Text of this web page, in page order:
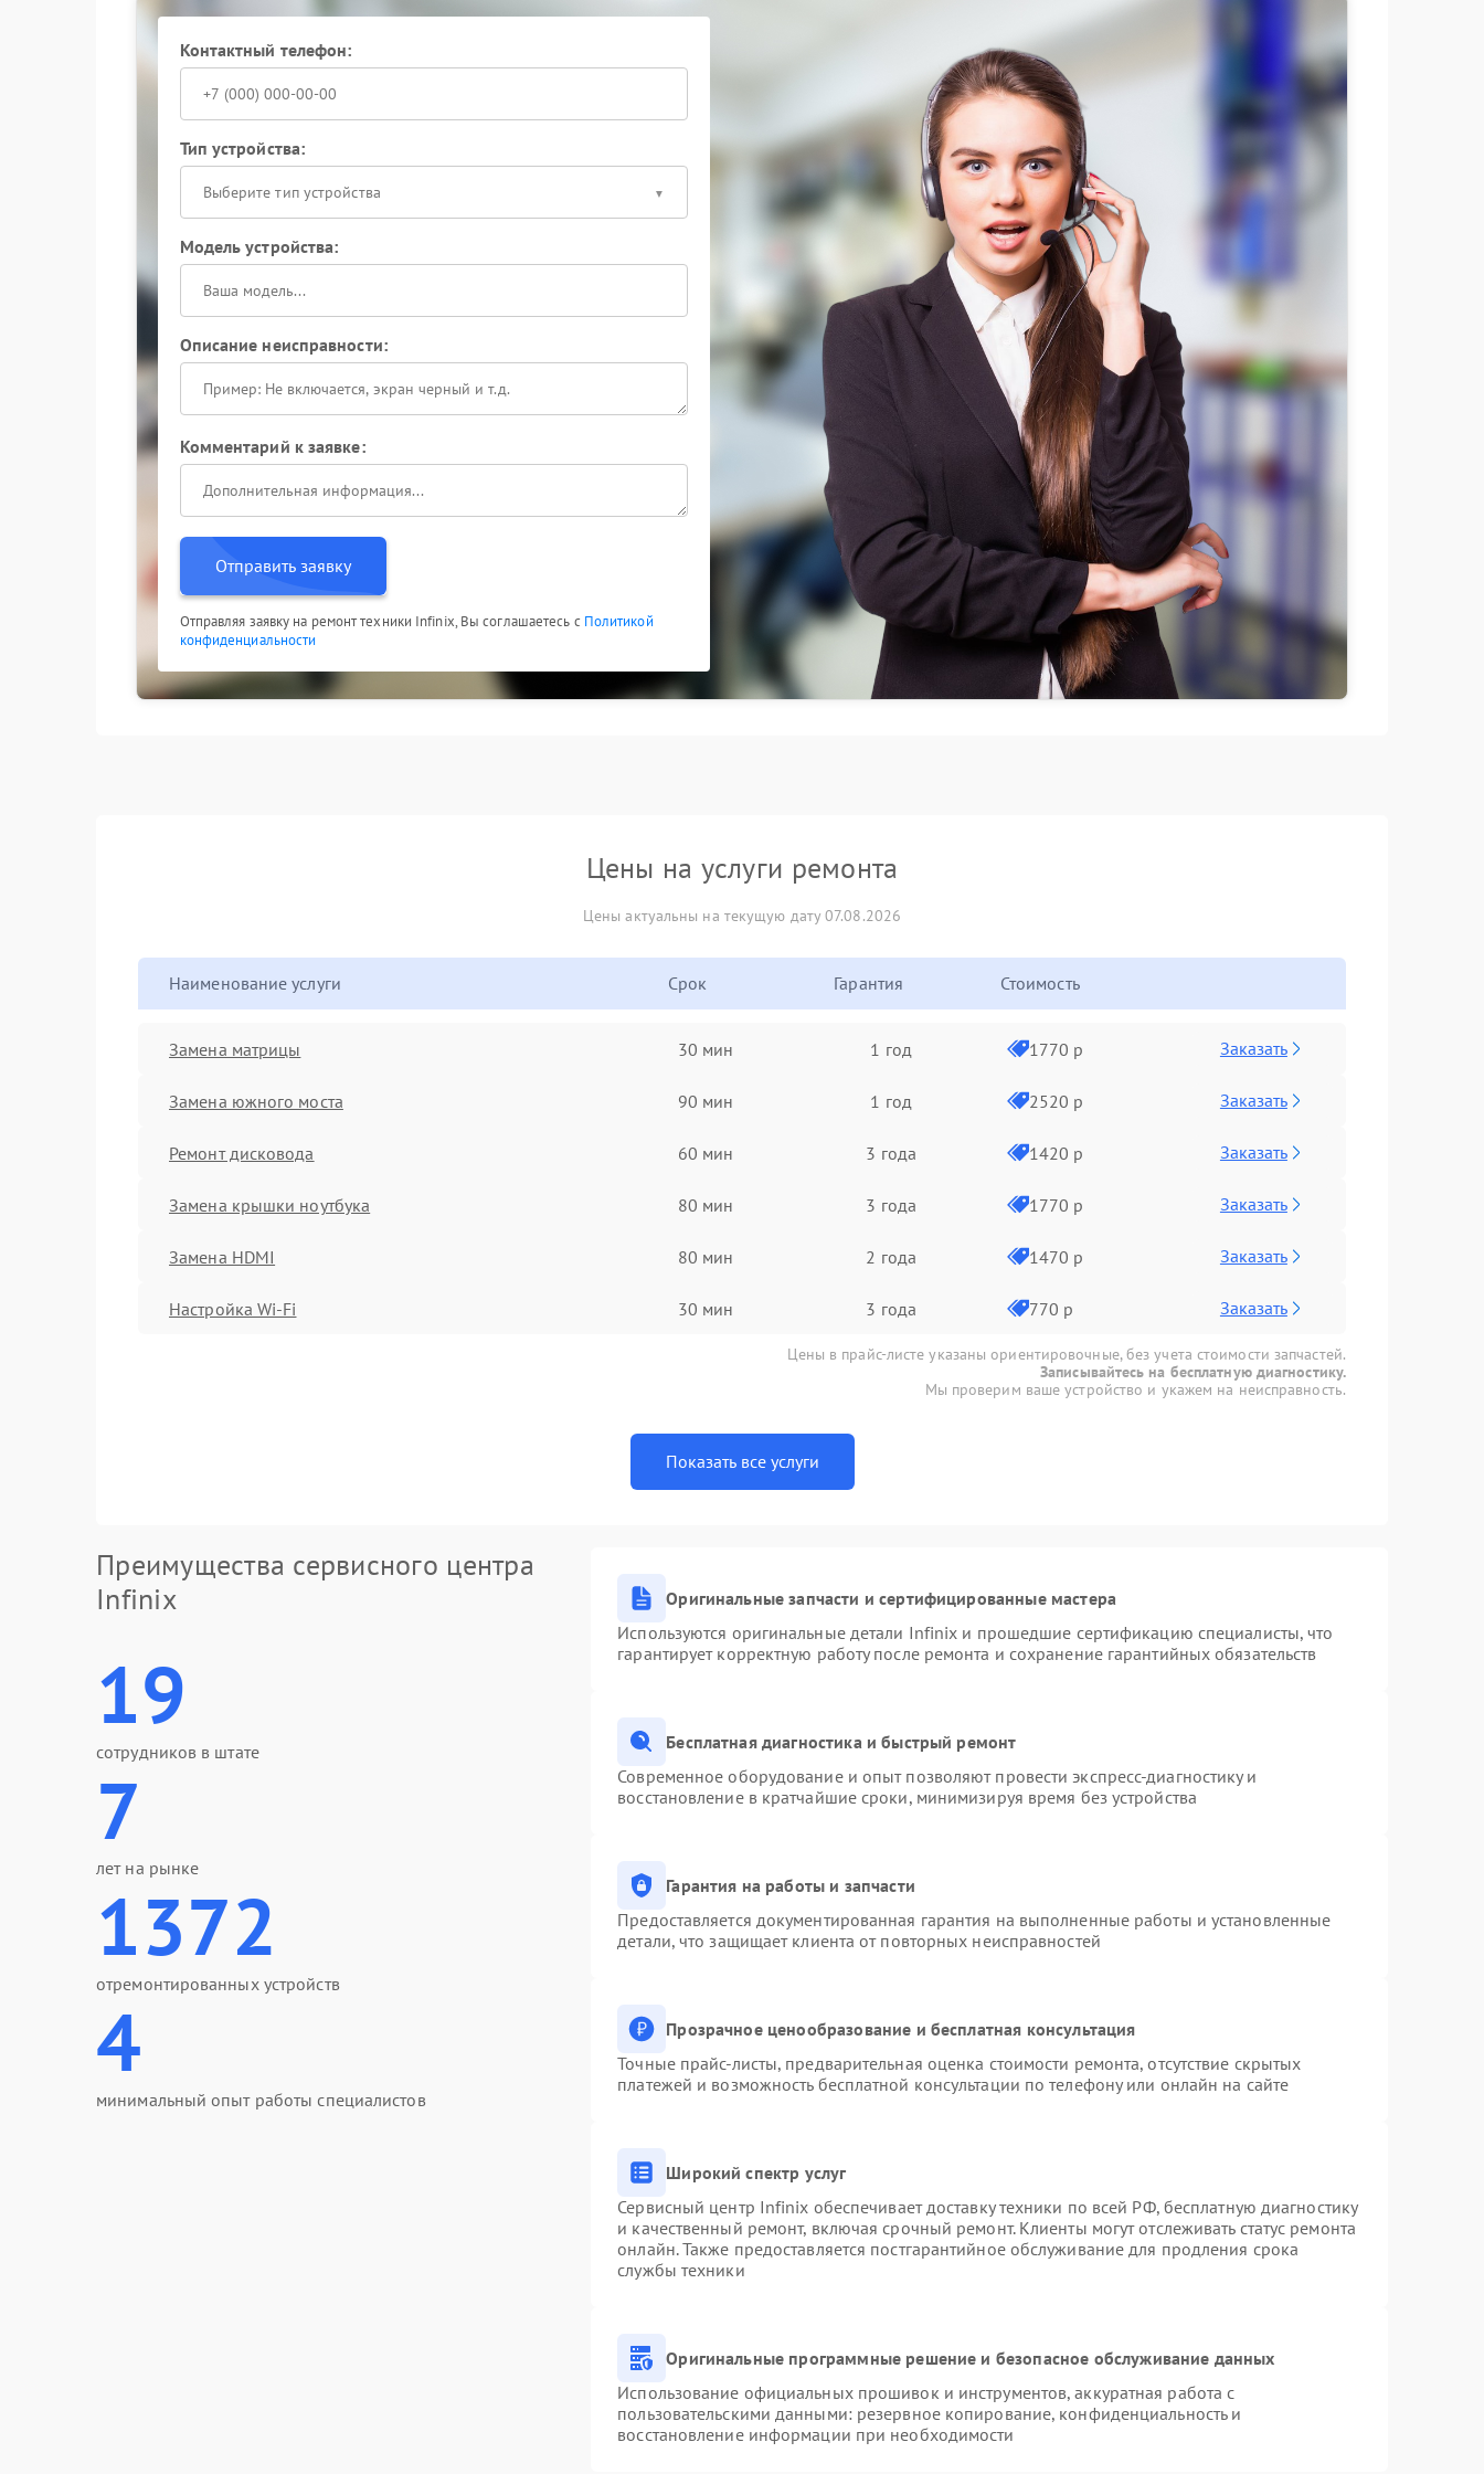
Почему важно обратиться сразу
Жидкость проникает под микросхемы и разъемы, поэтому внешняя сухость не гарантирует
безопасности. Чем раньше начат ремонт, тем выше шанс сохранить основные элементы и сократить
затраты. При первых признаках залития рекомендуем прекратить эксплуатацию и передать ноут
специалистам.
Контактный телефон:
Тип устройства:
Выберите тип устройства
Модель устройства:
Описание неисправности:
Комментарий к заявке:
Отправить заявку
Отправляя заявку на ремонт техники Infinix, Вы соглашаетесь с Политикой
конфиденциальности
Цены на услуги ремонта
Цены актуальны на текущую дату 07.08.2026
Наименование услуги Срок Гарантия Стоимость
Замена матрицы 30 мин 1 год 1770 р Заказать
Замена южного моста 90 мин 1 год 2520 р Заказать
Ремонт дисковода 60 мин 3 года 1420 р Заказать
Замена крышки ноутбука 80 мин 3 года 1770 р Заказать
Замена HDMI 80 мин 2 года 1470 р Заказать
Настройка Wi-Fi 30 мин 3 года 770 р Заказать
Цены в прайс-листе указаны ориентировочные, без учета стоимости запчастей.
Записывайтесь на бесплатную диагностику.
Мы проверим ваше устройство и укажем на неисправность.
Показать все услуги
Преимущества сервисного центра
Infinix
19
сотрудников в штате
7
лет на рынке
1372
отремонтированных устройств
4
минимальный опыт работы специалистов
Оригинальные запчасти и сертифицированные мастера
Используются оригинальные детали Infinix и прошедшие сертификацию специалисты, что
гарантирует корректную работу после ремонта и сохранение гарантийных обязательств
Бесплатная диагностика и быстрый ремонт
Современное оборудование и опыт позволяют провести экспресс-диагностику и
восстановление в кратчайшие сроки, минимизируя время без устройства
Гарантия на работы и запчасти
Предоставляется документированная гарантия на выполненные работы и установленные
детали, что защищает клиента от повторных неисправностей
Прозрачное ценообразование и бесплатная консультация
Точные прайс-листы, предварительная оценка стоимости ремонта, отсутствие скрытых
платежей и возможность бесплатной консультации по телефону или онлайн на сайте
Широкий спектр услуг
Сервисный центр Infinix обеспечивает доставку техники по всей РФ, бесплатную диагностику
и качественный ремонт, включая срочный ремонт. Клиенты могут отслеживать статус ремонта
онлайн. Также предоставляется постгарантийное обслуживание для продления срока
службы техники
Оригинальные программные решение и безопасное обслуживание данных
Использование официальных прошивок и инструментов, аккуратная работа с
пользовательскими данными: резервное копирование, конфиденциальность и
восстановление информации при необходимости